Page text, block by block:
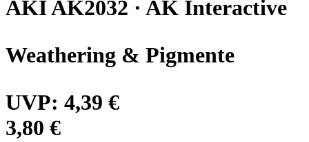
AKI AK2032 · AK Interactive
Weathering & Pigmente
UVP: 4,39 €
3,80 €